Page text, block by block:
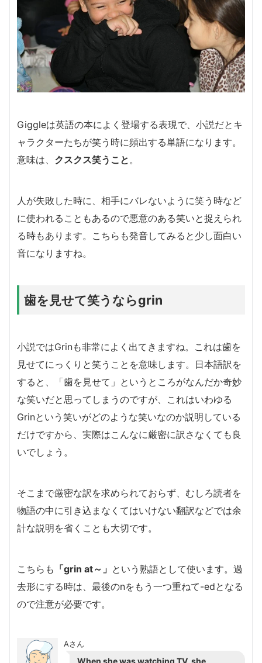
Giggleは英語の本によく登場する表現で、小説だとキ
ャラクターたちが笑う時に頻出する単語になります。
意味は、 クスクス笑うこと 。
人が失敗した時に、相手にバレないように笑う時など
に使われることもあるので悪意のある笑いと捉えられ
る時もあります。こちらも発音してみると少し面白い
音になりますね。
歯を見せて笑うならgrin
小説ではGrinも非常によく出てきますね。これは歯を
見せてにっくりと笑うことを意味します。日本語訳を
すると、「歯を見せて」というところがなんだか奇妙
な笑いだと思ってしまうのですが、これはいわゆる
Grinという笑いがどのような笑いなのか説明している
だけですから、実際はこんなに厳密に訳さなくても良
いでしょう。
そこまで厳密な訳を求められておらず、むしろ読者を
物語の中に引き込まなくてはいけない翻訳などでは余
計な説明を省くことも大切です。
こちらも 「grin at～」 という熟語として使います。過
去形にする時は、最後のnをもう一つ重ねて-edとなる
ので注意が必要です。
Aさん
When she was watching TV, she